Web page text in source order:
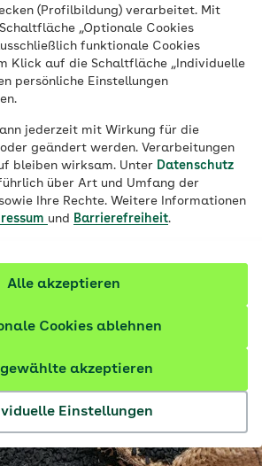
(Profilbildung) verarbeitet. Mit
„Optionale Cookies
funktionale Cookies
Klick auf die Schaltfläche „Individuelle
persönliche Einstellungen
jederzeit mit Wirkung für die
geändert werden. Verarbeitungen
bleiben wirksam. Unter Datenschutz
über Art und Umfang der
Ihre Rechte. Weitere Informationen
und Barrierefreiheit.
Einstellungen
akzeptieren
Cookies ablehnen
Alle akzeptieren
Samen und das
Schwarzkümmelöl
einen Hauch Orient in die
gilt auch als
allem bei Allergien und
Immunsystems. Welche
ist.